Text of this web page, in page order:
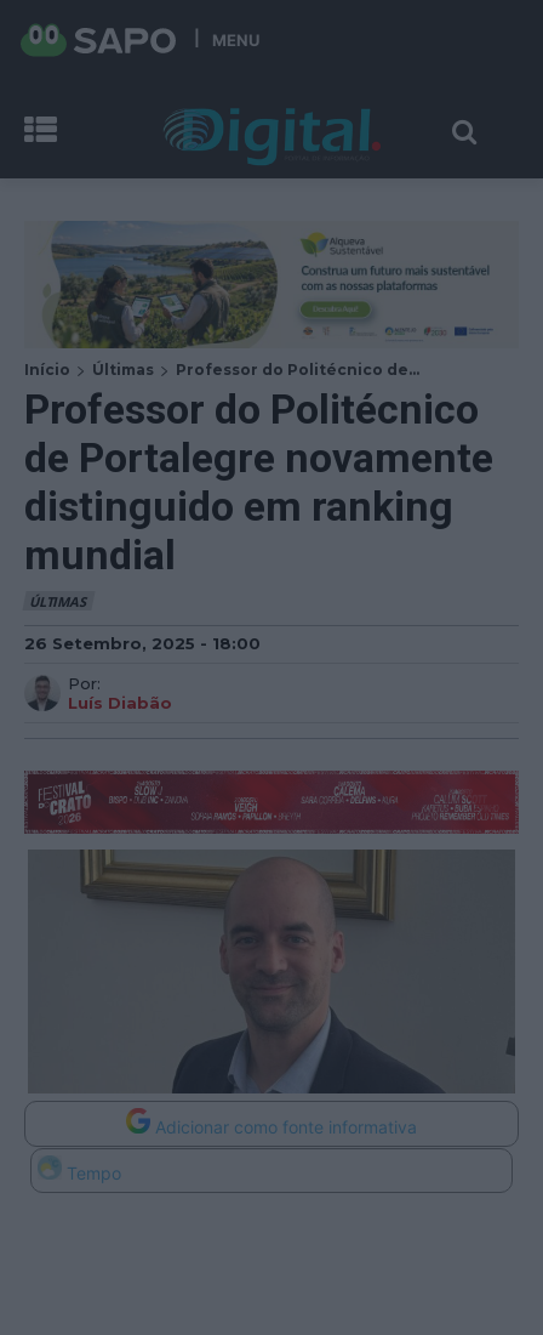
MENU
Início Últimas Professor do Politécnico de...
Professor do Politécnico
de Portalegre novamente
distinguido em ranking
mundial
ÚLTIMAS
26 Setembro, 2025 - 18:00
Por:
Luís Diabão
Adicionar como fonte informativa
Tempo